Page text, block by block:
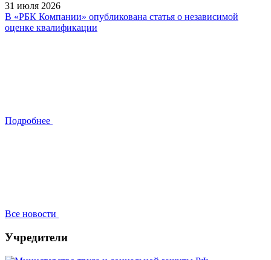
31 июля 2026
В «РБК Компании» опубликована статья о независимой
оценке квалификации
Подробнее
Все новости
Учредители